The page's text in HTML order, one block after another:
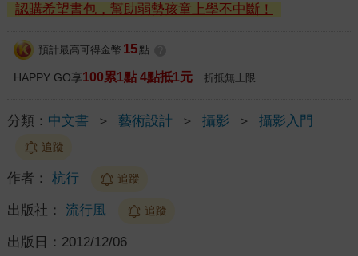
認購希望書包，幫助弱勢孩童上學不中斷！
預計最高可得金幣 15 點
HAPPY GO享100累1點 4點抵1元 折抵無上限
分類： 中文書 ＞ 藝術設計 ＞ 攝影 ＞ 攝影入門
追蹤
作者： 杭行 追蹤
出版社： 流行風 追蹤
出版日： 2012/12/06